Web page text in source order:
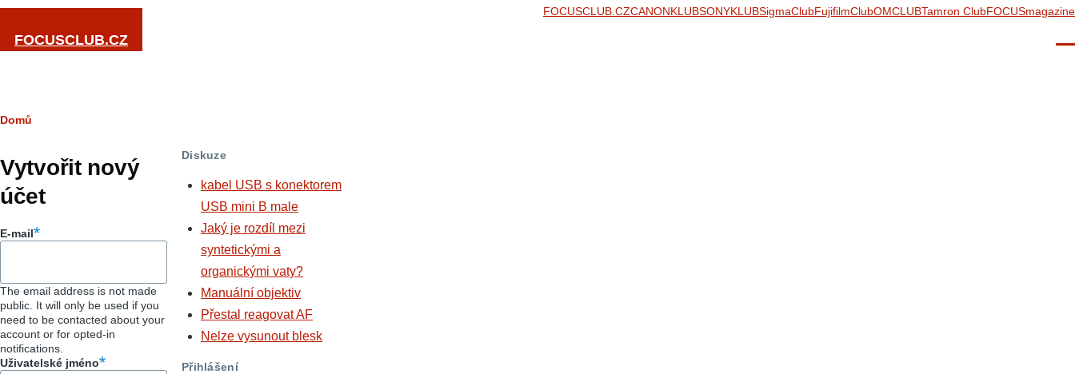
Přejít k hlavnímu obsahu
FOCUSCLUB.CZ
FOCUSCLUB.CZCANONKLUBSONYKLUBSigmaClubFujifilmClubOMCLUBTamron ClubFOCUSmagazine
Hlavní
záložky
Drobečková
navigace
Domů
Vytvořit nový
účet
E-mail
The email address is not made
public. It will only be used if you
need to be contacted about your
account or for opted-in
notifications.
Uživatelské jméno
Diskuze
kabel USB s konektorem
USB mini B male
Jaký je rozdíl mezi
syntetickými a
organickými vaty?
Manuální objektiv
Přestal reagovat AF
Nelze vysunout blesk
Přihlášení